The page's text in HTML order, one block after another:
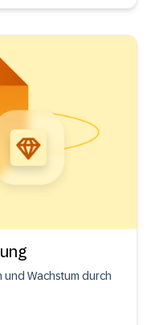
Wachstum durch